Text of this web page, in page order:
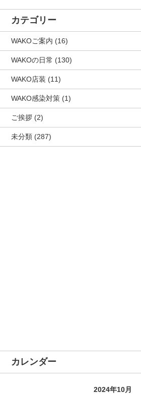
カテゴリー
WAKOご案内 (16)
WAKOの日常 (130)
WAKO店装 (11)
WAKO感染対策 (1)
ご挨拶 (2)
未分類 (287)
カレンダー
2024年10月